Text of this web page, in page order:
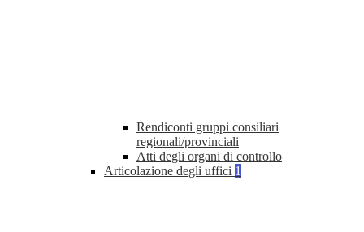
Rendiconti gruppi consiliari
regionali/provinciali
Atti degli organi di controllo
Articolazione degli uffici 1